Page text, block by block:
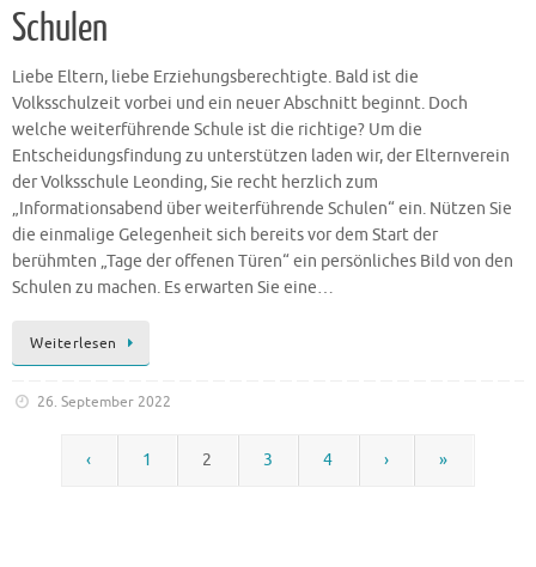
Schulen
Liebe Eltern, liebe Erziehungsberechtigte. Bald ist die
Volksschulzeit vorbei und ein neuer Abschnitt beginnt. Doch
welche weiterführende Schule ist die richtige? Um die
Entscheidungsfindung zu unterstützen laden wir, der Elternverein
der Volksschule Leonding, Sie recht herzlich zum
„Informationsabend über weiterführende Schulen“ ein. Nützen Sie
die einmalige Gelegenheit sich bereits vor dem Start der
berühmten „Tage der offenen Türen“ ein persönliches Bild von den
Schulen zu machen. Es erwarten Sie eine…
Weiterlesen
26. September 2022
‹ 1 2 3 4 › »